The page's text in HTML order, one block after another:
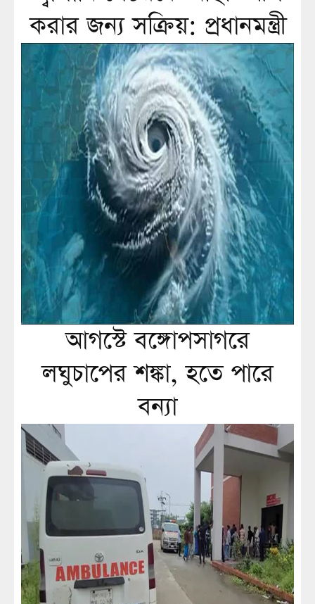
করার জন্য সক্রিয়: প্রধানমন্ত্রী
আগস্টে বঙ্গোপসাগরে
লঘুচাপের শঙ্কা, হতে পারে
বন্যা